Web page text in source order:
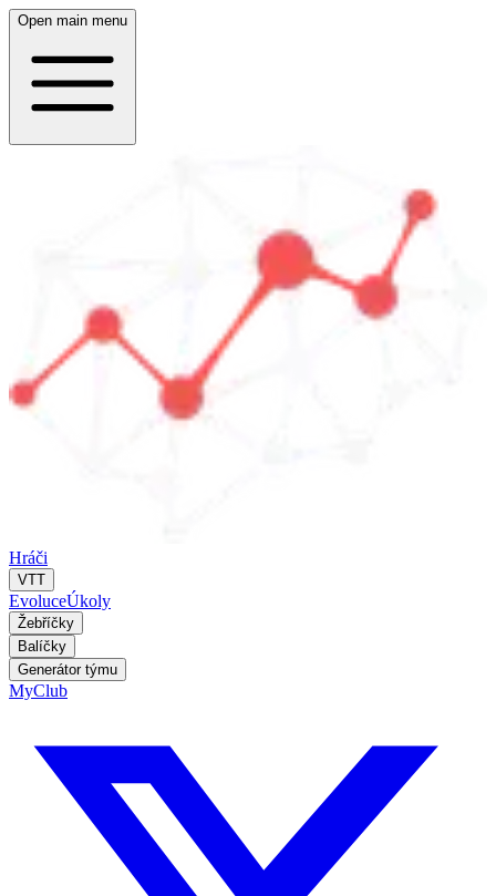
Open main menu
Hráči
VTT
EvoluceÚkoly
Žebříčky
Balíčky
Generátor týmu
MyClub